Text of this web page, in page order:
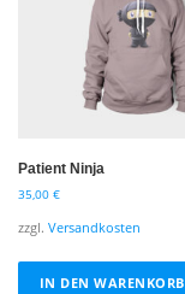
Patient Ninja
35,00 €
zzgl. Versandkosten
IN DEN WARENKORB